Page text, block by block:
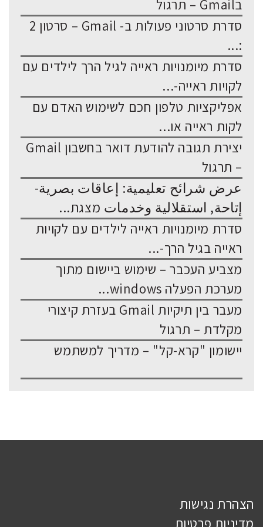
בGmail – תרגול
סדרת סרטוני פעולות ב- Gmail – סרטון 2
:...
סדרת מיומנויות ראייה לגיל הרך לילדים עם
לקויות ראייה-...
אפליקציות טלפון חכם לשימוש האדם עם
לקות ראייה או...
יצירת תגובה להודעת דואר בחשבון Gmail
– תרגול
عرض شرائح تعليمية: إعاقات بصرية-
إتاحة, استقلالية وخدمات מצגת...
סדרת מיומנויות ראייה לילדים עם לקויות
ראייה בגיל הרך-...
מצביע העכבר – שימוש ביישום מתוך
מערכת הפעלה windows...
מעבר בין תיקיות Gmail בעזרת קיצורי
מקלדת – תרגול
יישומון "קרא-קל" – מדריך למשתמש
הצהרת נגישות
מדיניות פרטיות